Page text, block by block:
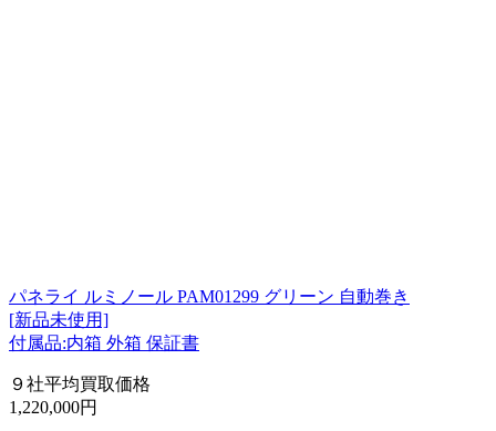
パネライ ルミノール PAM01299 グリーン 自動巻き
[新品未使用]
付属品:内箱 外箱 保証書
９社平均買取価格
1,220,000円